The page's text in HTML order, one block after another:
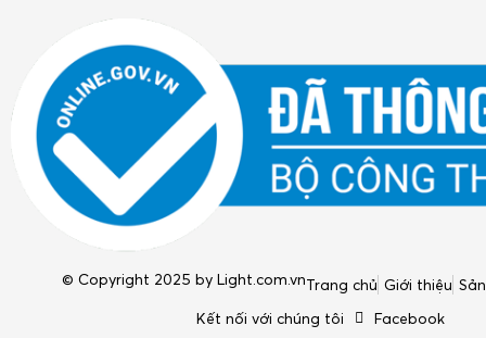
© Copyright 2025 by Light.com.vnTrang chủ Giới thiệu
Kết nối với chúng tôi
Facebook